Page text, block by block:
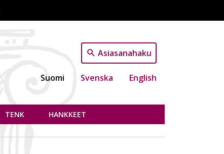
Asiasanahaku
Suomi Svenska English
TENK HANKKEET